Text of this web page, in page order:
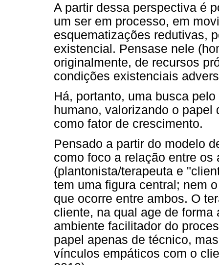
A partir dessa perspectiva é
um ser em processo, em
esquematizações redutivas,
existencial. Pensase nele
originalmente, de recursos
condições existenciais
Há, portanto, uma busca
humano, valorizando o
como fator de crescimento.
Pensado a partir do modelo
como foco a relação entre os
(plantonista/terapeuta e
tem uma figura central; nem
que ocorre entre ambos. O
cliente, na qual age de
ambiente facilitador do
papel apenas de técnico,
vínculos empáticos com o